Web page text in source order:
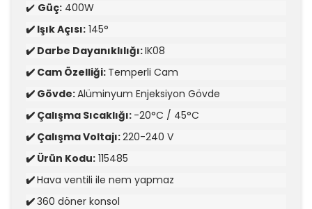
✔️ Güç: 400W
✔️ Işık Açısı: 145°
✔️ Darbe Dayanıklılığı:IK08
✔️ Cam Özelliği: Temperli Cam
✔️ Gövde:Alüminyum Enjeksiyon Gövde
✔️ Çalışma Sıcaklığı: -20°C / 45°C
✔️ Çalışma Voltajı:220-240 V
✔️ Ürün Kodu: 115485
✔️Hava ventili ile nem yapmaz
✔️360 döner konsol